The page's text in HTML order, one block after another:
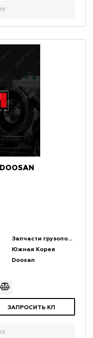
Запчасти грузоподъемной мачты и каретки
Южная Корея
Doosan
ЗАПРОСИТЬ КП